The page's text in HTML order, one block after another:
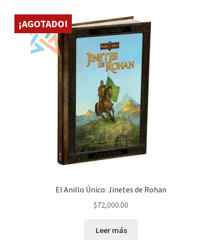
¡AGOTADO!
El Anillo Único: Jinetes de Rohan
$72,000.00
Leer más